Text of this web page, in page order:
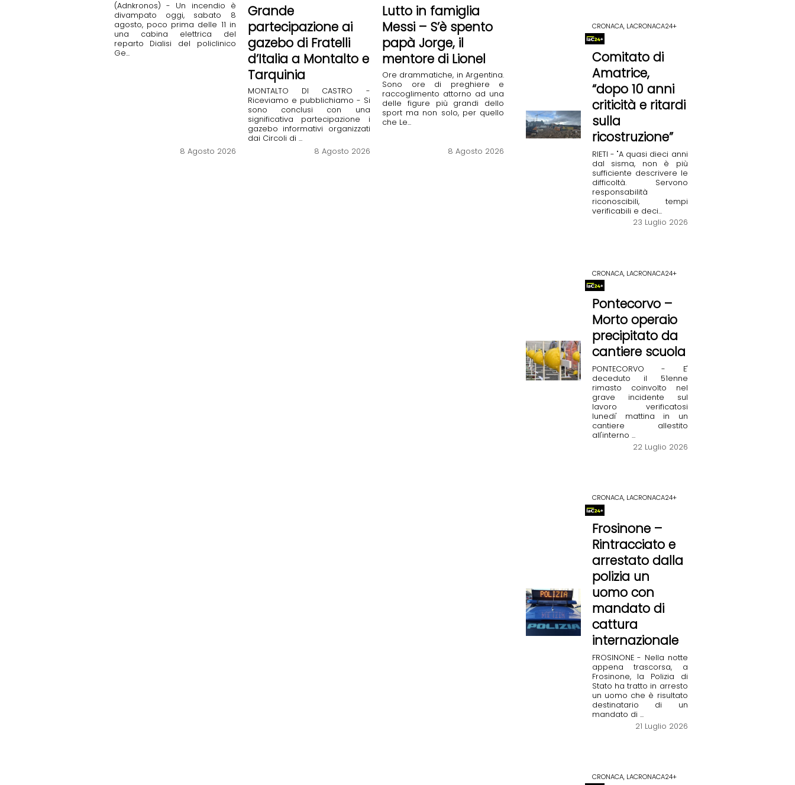
(Adnkronos) - Un incendio è
divampato oggi, sabato 8
agosto, poco prima delle 11 in
una cabina elettrica del
reparto Dialisi del policlinico
Ge...
8 Agosto 2026
Grande
partecipazione ai
gazebo di Fratelli
d’Italia a Montalto e
Tarquinia
MONTALTO DI CASTRO -
Riceviamo e pubblichiamo - Si
sono conclusi con una
significativa partecipazione i
gazebo informativi organizzati
dai Circoli di ...
8 Agosto 2026
Lutto in famiglia
Messi – S’è spento
papà Jorge, il
mentore di Lionel
Ore drammatiche, in Argentina.
Sono ore di preghiere e
raccoglimento attorno ad una
delle figure più grandi dello
sport ma non solo, per quello
che Le...
8 Agosto 2026
CRONACA, LACRONACA24+
Comitato di
Amatrice,
“dopo 10 anni
criticità e ritardi
sulla
ricostruzione”
RIETI - "A quasi dieci anni
dal sisma, non è più
sufficiente descrivere le
difficoltà. Servono
responsabilità
riconoscibili, tempi
verificabili e deci...
23 Luglio 2026
CRONACA, LACRONACA24+
Pontecorvo –
Morto operaio
precipitato da
cantiere scuola
PONTECORVO - E'
deceduto il 51enne
rimasto coinvolto nel
grave incidente sul
lavoro verificatosi
lunedi' mattina in un
cantiere allestito
all'interno ...
22 Luglio 2026
CRONACA, LACRONACA24+
Frosinone –
Rintracciato e
arrestato dalla
polizia un
uomo con
mandato di
cattura
internazionale
FROSINONE - Nella notte
appena trascorsa, a
Frosinone, la Polizia di
Stato ha tratto in arresto
un uomo che è risultato
destinatario di un
mandato di ...
21 Luglio 2026
CRONACA, LACRONACA24+